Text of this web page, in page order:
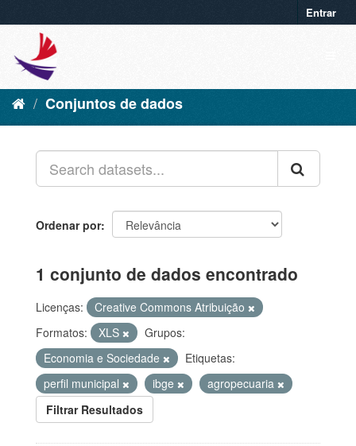
Entrar
Conjuntos de dados
Ordenar por
1 conjunto de dados encontrado
Licenças:
Creative Commons Atribuição
Formatos:
XLS
Grupos:
Economia e Sociedade
Etiquetas:
perfil municipal
ibge
agropecuaria
Filtrar Resultados